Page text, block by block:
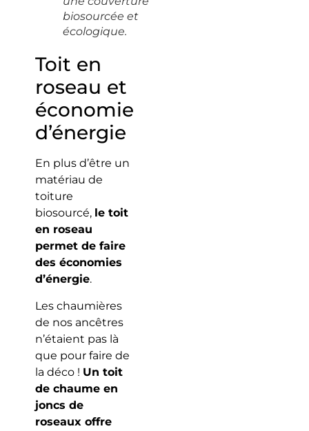
biosourcée et
écologique.
Toit en
roseau et
économie
d’énergie
En plus d’être un
matériau de
toiture
biosourcé, le toit
en roseau
permet de faire
des économies
d’énergie.
Les chaumières
de nos ancêtres
n’étaient pas là
que pour faire de
la déco ! Un toit
de chaume en
joncs de
roseaux offre